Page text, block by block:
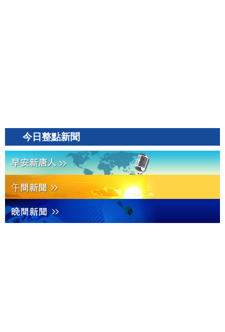
今日整點新聞